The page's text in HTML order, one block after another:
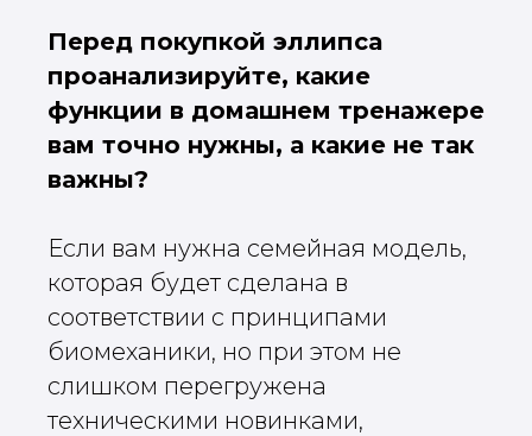
Перед покупкой эллипса
проанализируйте, какие
функции в домашнем тренажере
вам точно нужны, а какие не так
важны?
Если вам нужна семейная модель,
которая будет сделана в
соответствии с принципами
биомеханики, но при этом не
слишком перегружена
техническими новинками,